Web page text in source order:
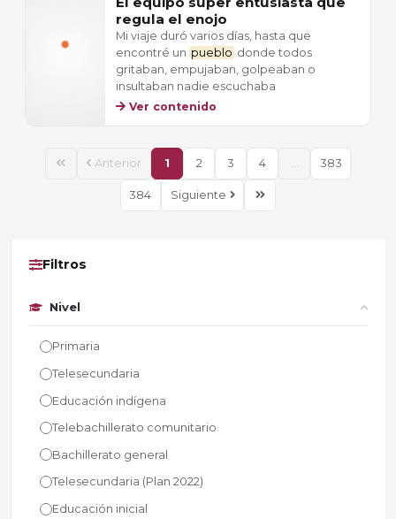
regula el enojo
Mi viaje duró varios días, hasta que
encontré un pueblo donde todos
gritaban, empujaban, golpeaban o
insultaban nadie escuchaba
Ver contenido
Anterior 1 2 3 4 ... 383
384 Siguiente
Filtros
Nivel
Primaria
Telesecundaria
Educación indígena
Telebachillerato comunitario
Bachillerato general
Telesecundaria (Plan 2022)
Educación inicial